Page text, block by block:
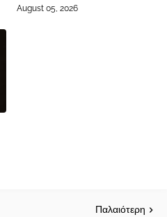
August 05, 2026
Παλαιότερη